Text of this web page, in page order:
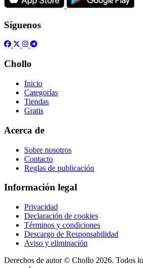
Síguenos
Chollo
Inicio
Categorías
Tiendas
Gratis
Acerca de
Sobre nosotros
Contacto
Reglas de publicación
Información legal
Privacidad
Declaración de cookies
Términos y condiciones
Descargo de Responsabilidad
Aviso y eliminación
Derechos de autor © Chollo 2026. Todos